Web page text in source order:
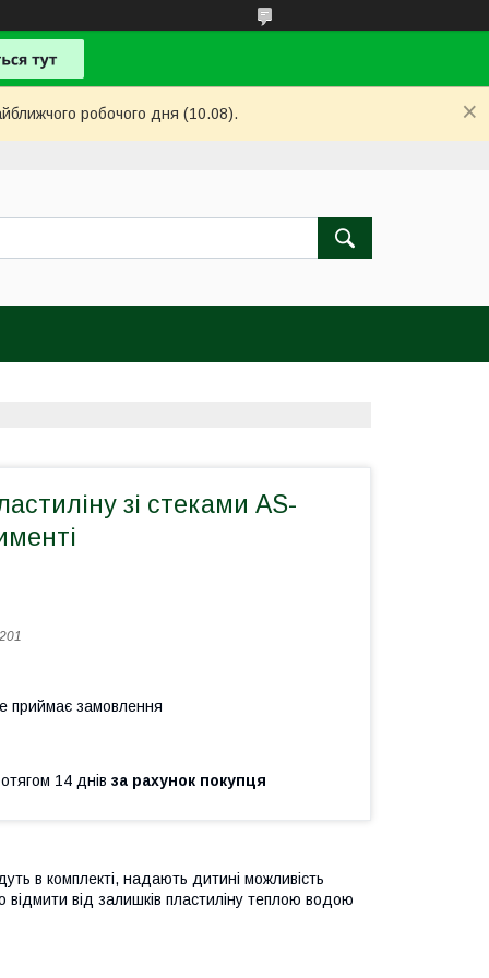
робочого дня (10.08).
зі стеками AS-
приймає замовлення
14 днів за рахунок покупця
в комплекті, надають дитині можливість
від залишків пластиліну теплою водою